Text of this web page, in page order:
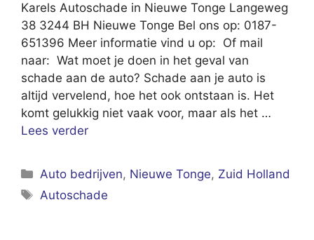
Karels Autoschade in Nieuwe Tonge Langeweg
38 3244 BH Nieuwe Tonge Bel ons op: 0187-
651396 Meer informatie vind u op: Of mail
naar: Wat moet je doen in het geval van
schade aan de auto? Schade aan je auto is
altijd vervelend, hoe het ook ontstaan is. Het
komt gelukkig niet vaak voor, maar als het …
Lees verder
Categorieën
Auto bedrijven, Nieuwe Tonge, Zuid Holland
Tags
Autoschade